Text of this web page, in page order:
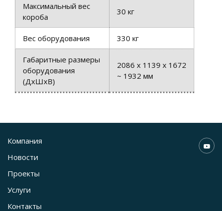
Максимальный вес
короба
30 кг
Вес оборудования 330 кг
Габаритные размеры
оборудования
(ДхШхВ)
2086 x 1139 x 1672
~ 1932 мм
Компания
Новости
Проекты
Услуги
Контакты